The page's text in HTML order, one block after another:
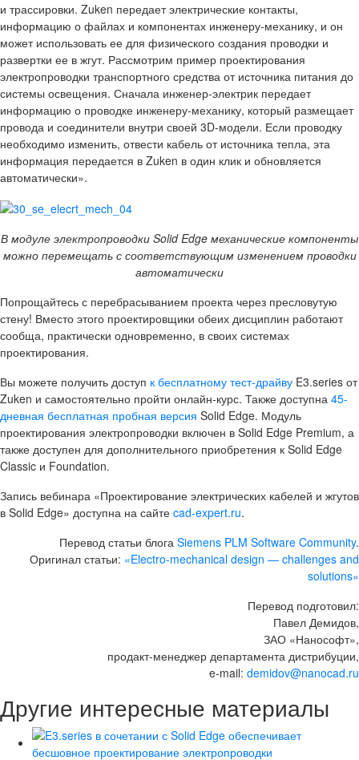
и трассировки. Zuken передает электрические контакты,
информацию о файлах и компонентах инженеру-механику, и он
может использовать ее для физического создания проводки и
развертки ее в жгут. Рассмотрим пример проектирования
электропроводки транспортного средства от источника питания до
системы освещения. Сначала инженер-электрик передает
информацию о проводке инженеру-механику, который размещает
провода и соединители внутри своей 3D-модели. Если проводку
необходимо изменить, отвести кабель от источника тепла, эта
информация передается в Zuken в один клик и обновляется
автоматически».
В модуле электропроводки SolidEdge механические компоненты
можно перемещать с соответствующим изменением проводки
автоматически
Попрощайтесь с перебрасыванием проекта через пресловутую
стену! Вместо этого проектировщики обеих дисциплин работают
сообща, практически одновременно, в своих системах
проектирования.
Вы можете получить доступ к бесплатному тест-драйву E3.series от
Zuken и самостоятельно пройти онлайн-курс. Также доступна 45-
дневная бесплатная пробная версия Solid Edge. Модуль
проектирования электропроводки включен в Solid Edge Premium, а
также доступен для дополнительного приобретения к Solid Edge
Classic и Foundation.
Запись вебинара «Проектирование электрических кабелей и жгутов
в Solid Edge» доступна на сайте cad-expert.ru.
Перевод статьи блога Siemens PLM Software Community.
Оригинал статьи: «Electro-mechanical design — challenges and
solutions»
Перевод подготовил:
Павел Демидов,
ЗАО «Нанософт»,
продакт-менеджер департамента дистрибуции,
e-mail: demidov@nanocad.ru
Другие интересные материалы